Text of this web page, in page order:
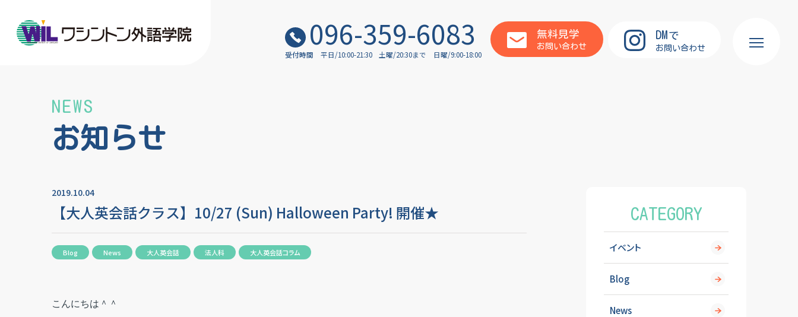
096-359-6083
受付時間 平日/10:00-21:30 土曜/20:30まで 日曜/9:00-18:00
無料見学
お問い合わせ
DMで
お問い合わせ
お知らせ
NEWS
2019.10.04
【大人英会話クラス】10/27 (Sun) Halloween Party! 開催★
Blog News 大人英会話 法人科 大人英会話コラム
こんにちは＾＾
CATEGORY
イベント
Blog
News